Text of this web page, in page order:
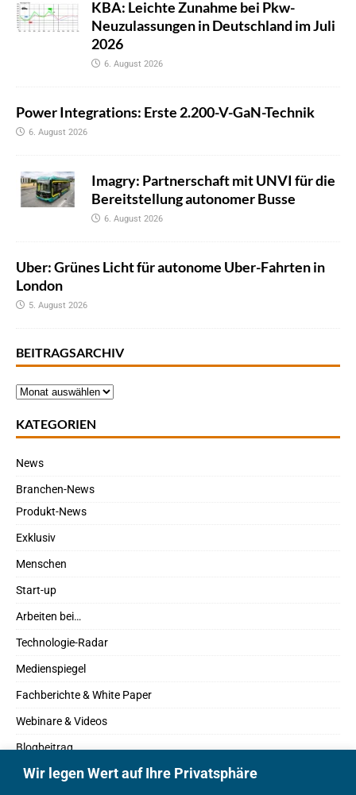
Wir legen Wert auf Ihre Privatsphäre
KBA: Leichte Zunahme bei Pkw-
Neuzulassungen in Deutschland im Juli
2026
6. August 2026
Power Integrations: Erste 2.200-V-GaN-Technik
6. August 2026
Imagry: Partnerschaft mit UNVI für die
Bereitstellung autonomer Busse
6. August 2026
Uber: Grünes Licht für autonome Uber-Fahrten in
London
5. August 2026
BEITRAGSARCHIV
KATEGORIEN
News
Branchen-News
Produkt-News
Exklusiv
Menschen
Start-up
Arbeiten bei…
Technologie-Radar
Medienspiegel
Fachberichte & White Paper
Webinare & Videos
Blogbeitrag
Fachbücher